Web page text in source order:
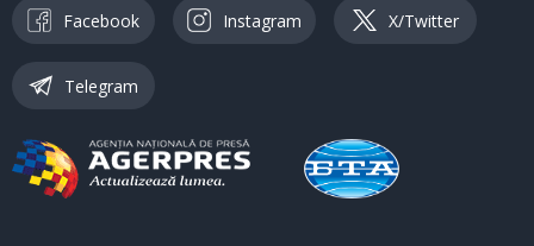
Facebook Instagram X/Twitter
Telegram